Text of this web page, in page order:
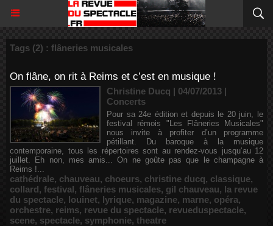
Tags (2) : flâneries musicales
On flâne, on rit à Reims et c’est en musique !
Christine Ducq | 04/07/2013 |
Concerts
Pour sa 24e édition et depuis le 20 juin, le
festival rémois "Les Flâneries Musicales"
nous invite à profiter d’un programme
pétillant. Du baroque à la musique
contemporaine, tous les répertoires sont au rendez-vous jusqu‘au 12
juillet. Eh non, mes amis... On ne goûte pas que le champagne à
Reims !...
cathédrale, chauveau, choeurs, christine ducq, classique,
collard, festival, flâneries musicales, gil chauveau, la revue
du spectacle, louinet, lyrique, magazine, marne, opéra,
orchestre, reims, revue du spectacle, revueduspectacle,
scene, spectacle, symphonie, theatre